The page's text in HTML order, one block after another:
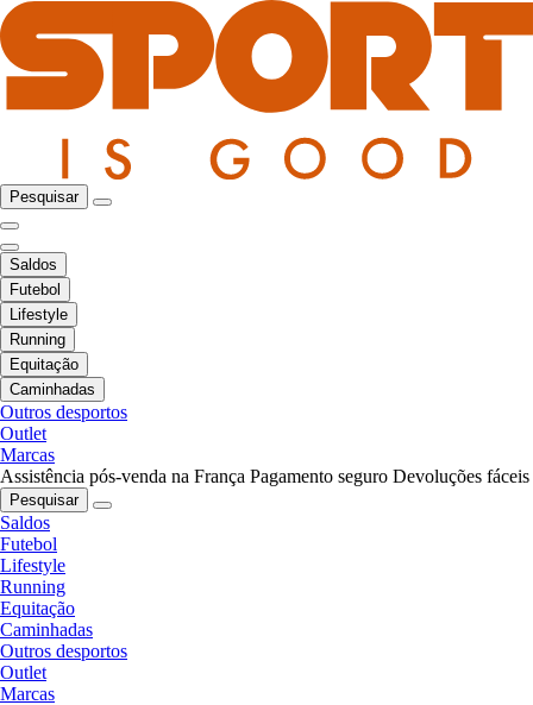
Pesquisar
Saldos
Futebol
Lifestyle
Running
Equitação
Caminhadas
Outros desportos
Outlet
Marcas
Assistência pós-venda na França Pagamento seguro Devoluções fáceis
Pesquisar
Saldos
Futebol
Lifestyle
Running
Equitação
Caminhadas
Outros desportos
Outlet
Marcas